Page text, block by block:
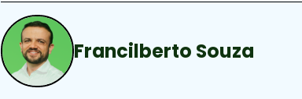
Francilberto Souza